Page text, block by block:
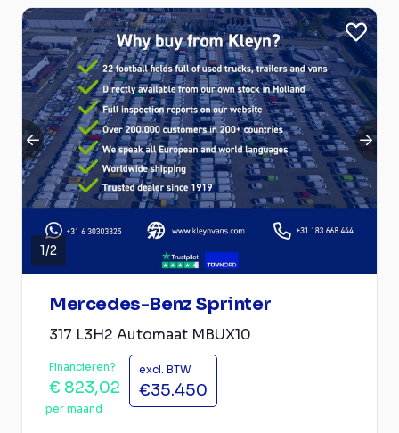
1/2
Mercedes-Benz Sprinter
317 L3H2 Automaat MBUX10
Financieren?
€ 823,02
per maand
excl. BTW
€35.450